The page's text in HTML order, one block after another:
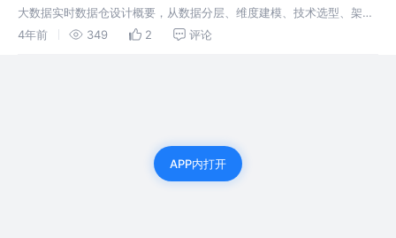
大数据实时数据仓设计概要，从数据分层、维度建模、技术选型、架构
设计几个方面阐述实时数据仓的建设。涉及到Flink、Doris、
4年前 349 2 评论
APP内打开